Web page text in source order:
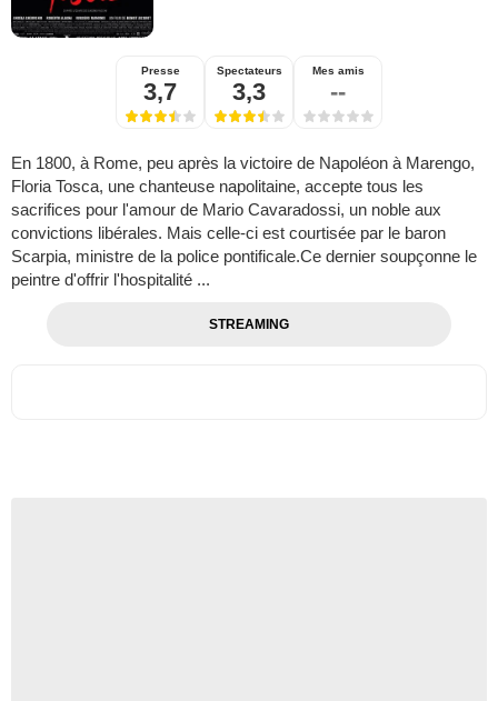
Presse
3,7
Spectateurs
3,3
Mes amis
--
En 1800, à Rome, peu après la victoire de Napoléon à Marengo,
Floria Tosca, une chanteuse napolitaine, accepte tous les
sacrifices pour l'amour de Mario Cavaradossi, un noble aux
convictions libérales. Mais celle-ci est courtisée par le baron
Scarpia, ministre de la police pontificale.Ce dernier soupçonne le
peintre d'offrir l'hospitalité ...
STREAMING